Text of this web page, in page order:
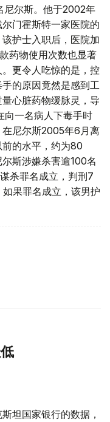
尼尔斯。他于2002年
门霍斯特一家医院的
护士入职后，医院加
药物使用次数也显著
更令人吃惊的是，控
的原因竟然是感到工
心脏药物缓脉灵，导
向一名病人下毒手时
尼尔斯2005年6月离
的水平，约为80
斯涉嫌杀害逾100名
杀罪名成立，判刑7
果罪名成立，该男护
坦国家银行的数据，